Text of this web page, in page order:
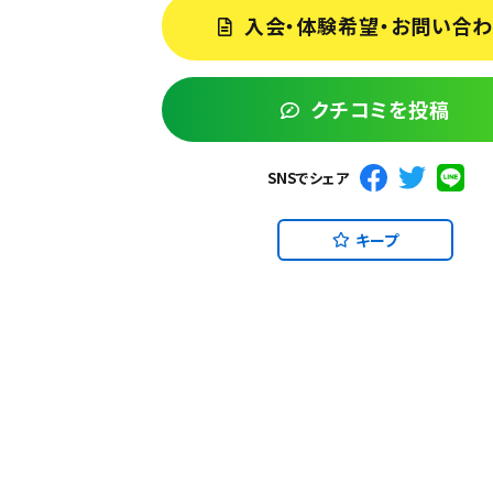
入会・体験希望・お問い合
クチコミを投稿
SNSでシェア
キープ